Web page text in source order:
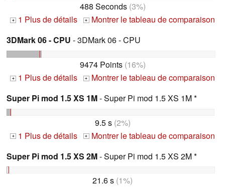
488 Seconds(3%)
+ 1 Plus de détails + Montrer le tableau de comparaison
3DMark 06 - CPU - 3DMark 06 - CPU
9474 Points(16%)
+ 1 Plus de détails + Montrer le tableau de comparaison
Super Pi mod 1.5 XS 1M- Super Pi mod 1.5 XS 1M *
9.5 s(2%)
+ 1 Plus de détails + Montrer le tableau de comparaison
Super Pi mod 1.5 XS 2M- Super Pi mod 1.5 XS 2M *
21.6 s (1%)